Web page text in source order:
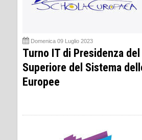
Domenica 09 Luglio 2023
Turno IT di Presidenza
Superiore del Sistema
Europee